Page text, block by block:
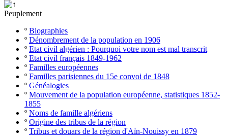
Peuplement
º Biographies
º Dénombrement de la population en 1906
º Etat civil algérien : Pourquoi votre nom est mal transcrit
º Etat civil français 1849-1962
º Familles européennes
º Familles parisiennes du 15e convoi de 1848
º Généalogies
º Mouvement de la population européenne, statistiques 1852-
1855
º Noms de famille algériens
º Origine des tribus de la région
º Tribus et douars de la région d'Aïn-Nouissy en 1879